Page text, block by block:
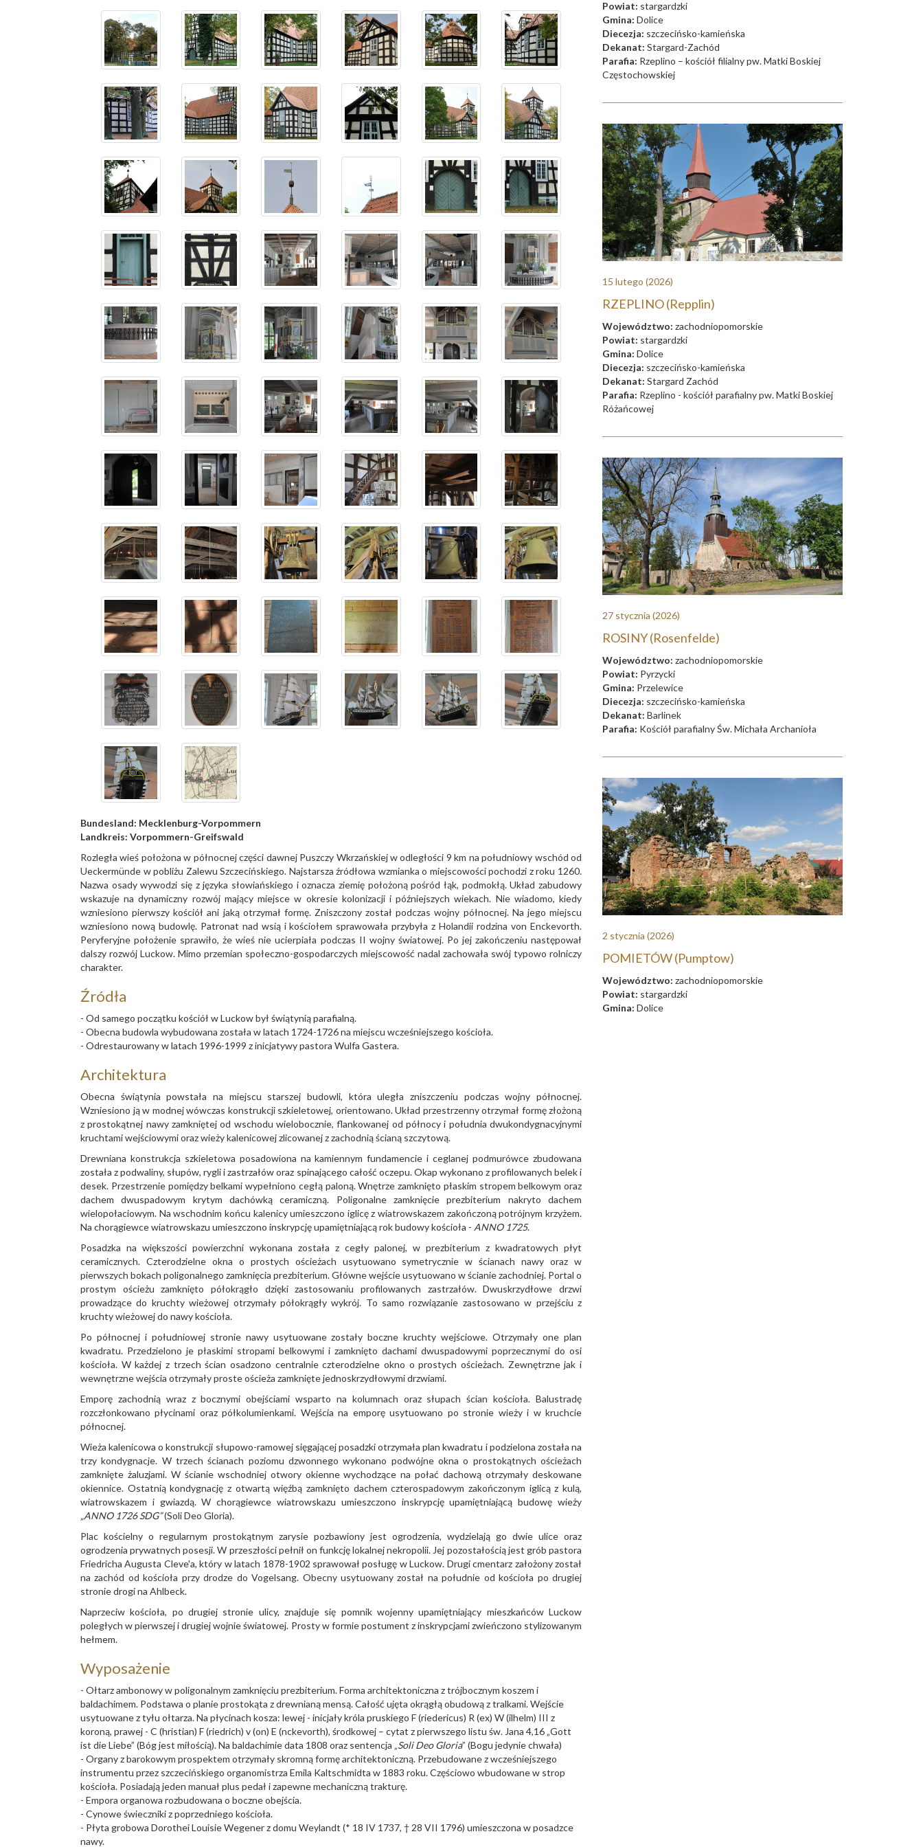
Bundesland: Mecklenburg-Vorpommern
Landkreis: Vorpommern-Greifswald
Rozległa wieś położona w północnej części dawnej Puszczy Wkrzańskiej w odległości 9 km na południowy wschód od
Ueckermünde w pobliżu Zalewu Szczecińskiego. Najstarsza źródłowa wzmianka o miejscowości pochodzi z roku 1260.
Nazwa osady wywodzi się z języka słowiańskiego i oznacza ziemię położoną pośród łąk, podmokłą. Układ zabudowy
wskazuje na dynamiczny rozwój mający miejsce w okresie kolonizacji i późniejszych wiekach. Nie wiadomo, kiedy
wzniesiono pierwszy kościół ani jaką otrzymał formę. Zniszczony został podczas wojny północnej. Na jego miejscu
wzniesiono nową budowlę. Patronat nad wsią i kościołem sprawowała przybyła z Holandii rodzina von Enckevorth.
Peryferyjne położenie sprawiło, że wieś nie ucierpiała podczas II wojny światowej. Po jej zakończeniu następował
dalszy rozwój Luckow. Mimo przemian społeczno-gospodarczych miejscowość nadal zachowała swój typowo rolniczy
charakter.
Źródła
- Od samego początku kościół w Luckow był świątynią parafialną.
- Obecna budowla wybudowana została w latach 1724-1726 na miejscu wcześniejszego kościoła.
- Odrestaurowany w latach 1996-1999 z inicjatywy pastora Wulfa Gastera.
Architektura
Obecna świątynia powstała na miejscu starszej budowli, która uległa zniszczeniu podczas wojny północnej.
Wzniesiono ją w modnej wówczas konstrukcji szkieletowej, orientowano. Układ przestrzenny otrzymał formę złożoną
z prostokątnej nawy zamkniętej od wschodu wielobocznie, flankowanej od północy i południa dwukondygnacyjnymi
kruchtami wejściowymi oraz wieży kalenicowej zlicowanej z zachodnią ścianą szczytową.
Drewniana konstrukcja szkieletowa posadowiona na kamiennym fundamencie i ceglanej podmurówce zbudowana
została z podwaliny, słupów, rygli i zastrzałów oraz spinającego całość oczepu. Okap wykonano z profilowanych belek i
desek. Przestrzenie pomiędzy belkami wypełniono cegłą paloną. Wnętrze zamknięto płaskim stropem belkowym oraz
dachem dwuspadowym krytym dachówką ceramiczną. Poligonalne zamknięcie prezbiterium nakryto dachem
wielopołaciowym. Na wschodnim końcu kalenicy umieszczono iglicę z wiatrowskazem zakończoną potrójnym krzyżem.
Na chorągiewce wiatrowskazu umieszczono inskrypcję upamiętniającą rok budowy kościoła - ANNO 1725.
Posadzka na większości powierzchni wykonana została z cegły palonej, w prezbiterium z kwadratowych płyt
ceramicznych. Czterodzielne okna o prostych ościeżach usytuowano symetrycznie w ścianach nawy oraz w
pierwszych bokach poligonalnego zamknięcia prezbiterium. Główne wejście usytuowano w ścianie zachodniej. Portal o
prostym ościeżu zamknięto półokrągło dzięki zastosowaniu profilowanych zastrzałów. Dwuskrzydłowe drzwi
prowadzące do kruchty wieżowej otrzymały półokrągły wykrój. To samo rozwiązanie zastosowano w przejściu z
kruchty wieżowej do nawy kościoła.
Po północnej i południowej stronie nawy usytuowane zostały boczne kruchty wejściowe. Otrzymały one plan
kwadratu. Przedzielono je płaskimi stropami belkowymi i zamknięto dachami dwuspadowymi poprzecznymi do osi
kościoła. W każdej z trzech ścian osadzono centralnie czterodzielne okno o prostych ościeżach. Zewnętrzne jak i
wewnętrzne wejścia otrzymały proste ościeża zamknięte jednoskrzydłowymi drzwiami.
Emporę zachodnią wraz z bocznymi obejściami wsparto na kolumnach oraz słupach ścian kościoła. Balustradę
rozczłonkowano płycinami oraz półkolumienkami. Wejścia na emporę usytuowano po stronie wieży i w kruchcie
północnej.
Wieża kalenicowa o konstrukcji słupowo-ramowej sięgającej posadzki otrzymała plan kwadratu i podzielona została na
trzy kondygnacje. W trzech ścianach poziomu dzwonnego wykonano podwójne okna o prostokątnych ościeżach
zamknięte żaluzjami. W ścianie wschodniej otwory okienne wychodzące na połać dachową otrzymały deskowane
okiennice. Ostatnią kondygnację z otwartą więźbą zamknięto dachem czterospadowym zakończonym iglicą z kulą,
wiatrowskazem i gwiazdą. W chorągiewce wiatrowskazu umieszczono inskrypcję upamiętniającą budowę wieży
„ANNO 1726 SDG”(Soli Deo Gloria).
Plac kościelny o regularnym prostokątnym zarysie pozbawiony jest ogrodzenia, wydzielają go dwie ulice oraz
ogrodzenia prywatnych posesji. W przeszłości pełnił on funkcję lokalnej nekropolii. Jej pozostałością jest grób pastora
Friedricha Augusta Cleve'a, który w latach 1878-1902 sprawował posługę w Luckow. Drugi cmentarz założony został
na zachód od kościoła przy drodze do Vogelsang. Obecny usytuowany został na południe od kościoła po drugiej
stronie drogi na Ahlbeck.
Naprzeciw kościoła, po drugiej stronie ulicy, znajduje się pomnik wojenny upamiętniający mieszkańców Luckow
poległych w pierwszej i drugiej wojnie światowej. Prosty w formie postument z inskrypcjami zwieńczono stylizowanym
hełmem.
Wyposażenie
- Ołtarz ambonowy w poligonalnym zamknięciu prezbiterium. Forma architektoniczna z trójbocznym koszem i
baldachimem. Podstawa o planie prostokąta z drewnianą mensą. Całość ujęta okrągłą obudową z tralkami. Wejście
usytuowane z tyłu ołtarza. Na płycinach kosza: lewej - inicjały króla pruskiego F (riedericus) R (ex) W (ilhelm) III z
koroną, prawej - C (hristian) F (riedrich) v (on) E (nckevorth), środkowej – cytat z pierwszego listu św. Jana 4,16 „Gott
ist die Liebe” (Bóg jest miłością). Na baldachimie data 1808 oraz sentencja „Soli Deo Gloria” (Bogu jedynie chwała)
- Organy z barokowym prospektem otrzymały skromną formę architektoniczną. Przebudowane z wcześniejszego
instrumentu przez szczecińskiego organomistrza Emila Kaltschmidta w 1883 roku. Częściowo wbudowane w strop
kościoła. Posiadają jeden manuał plus pedał i zapewne mechaniczną trakturę.
- Empora organowa rozbudowana o boczne obejścia.
- Cynowe świeczniki z poprzedniego kościoła.
- Płyta grobowa Dorothei Louisie Wegener z domu Weylandt (* 18 IV 1737, † 28 VII 1796) umieszczona w posadzce
nawy.
Powiat: stargardzki
Gmina: Dolice
Diecezja: szczecińsko-kamieńska
Dekanat: Stargard-Zachód
Parafia: Rzeplino – kościół filialny pw. Matki Boskiej
Częstochowskiej
15 lutego (2026)
RZEPLINO (Repplin)
Województwo: zachodniopomorskie
Powiat: stargardzki
Gmina: Dolice
Diecezja: szczecińsko-kamieńska
Dekanat: Stargard Zachód
Parafia: Rzeplino - kościół parafialny pw. Matki Boskiej
Różańcowej
27 stycznia (2026)
ROSINY (Rosenfelde)
Województwo: zachodniopomorskie
Powiat: Pyrzycki
Gmina: Przelewice
Diecezja: szczecińsko-kamieńska
Dekanat: Barlinek
Parafia: Kościół parafialny Św. Michała Archanioła
2 stycznia (2026)
POMIETÓW (Pumptow)
Województwo: zachodniopomorskie
Powiat: stargardzki
Gmina: Dolice